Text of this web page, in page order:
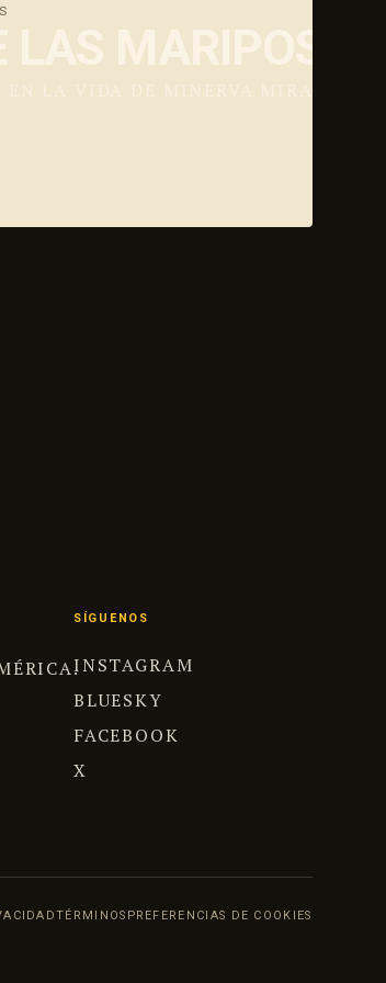
LAS
SÍGUENOS
INSTAGRAM
BLUESKY
FACEBOOK
X
TÉRMINOS PREFERENCIAS DE COOKIES